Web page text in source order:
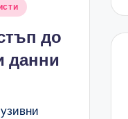
до
данни